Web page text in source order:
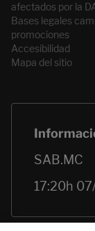
afectados por la
Bases legales
promociones
Accesibilidad
Mapa del sitio